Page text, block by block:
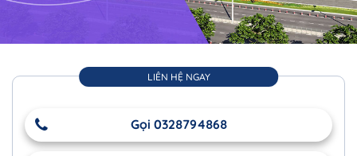
LIÊN HỆ NGAY
Gọi 0328794868